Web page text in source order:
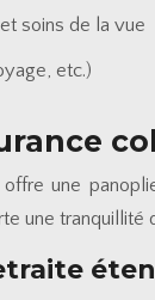
soins de la vue
etc.)
offre une
une